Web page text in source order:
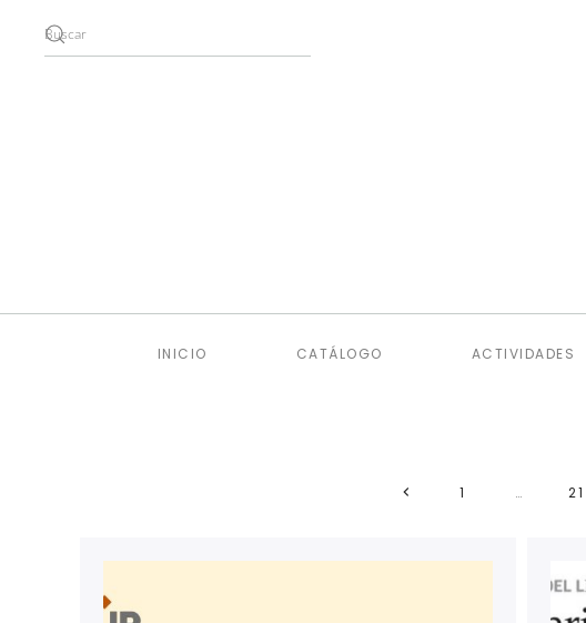
Skip to main content
INICIO CATÁLOGO ACTIVIDADES
1 … 21